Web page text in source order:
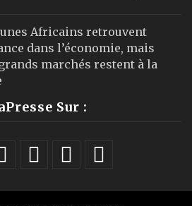
Africains retrouvent
dans l’économie, mais
marchés restent à la
Sur :